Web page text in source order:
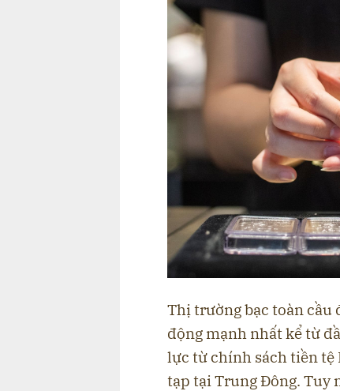
Thị trường bạc toàn cầu
động mạnh nhất kể từ
lực từ chính sách tiền
tạp tại Trung Đông. Tuy